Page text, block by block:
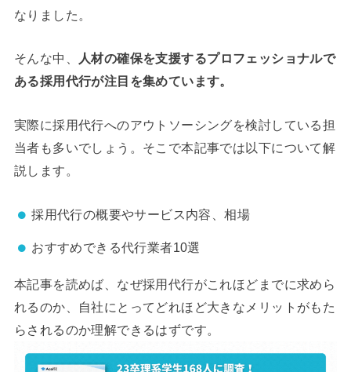
なりました。
そんな中、
人材の確保を支援するプロフェッショナルで
ある採用代行が注目を集めています。
実際に採用代行へのアウトソーシングを検討している担
当者も多いでしょう。そこで本記事では以下について解
説します。
採用代行の概要やサービス内容、相場
おすすめできる代行業者10選
本記事を読めば、なぜ採用代行がこれほどまでに求めら
れるのか、自社にとってどれほど大きなメリットがもた
らされるのか理解できるはずです。